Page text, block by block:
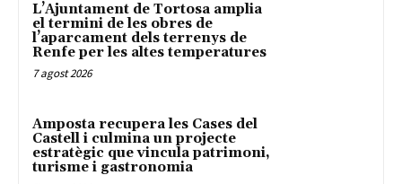
L’Ajuntament de Tortosa amplia
el termini de les obres de
l’aparcament dels terrenys de
Renfe per les altes temperatures
7 agost 2026
Amposta recupera les Cases del
Castell i culmina un projecte
estratègic que vincula patrimoni,
turisme i gastronomia